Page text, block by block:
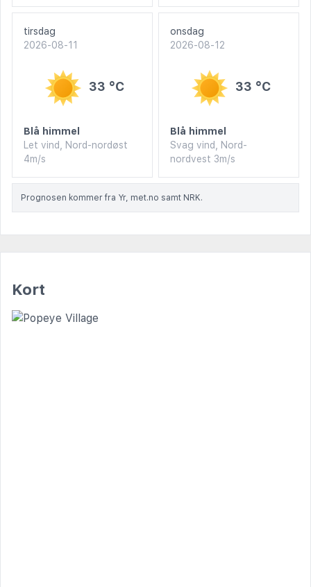
tirsdag
2026-08-11
33 °C
Blå himmel
Let vind, Nord-nordøst
4m/s
onsdag
2026-08-12
33 °C
Blå himmel
Svag vind, Nord-
nordvest 3m/s
Prognosen kommer fra Yr, met.no samt NRK.
Kort